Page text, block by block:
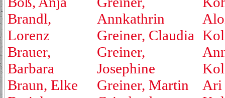
Brandl,
Lorenz
Brauer,
Barbara
Braun, Elke
Annkathrin
Greiner, Claudia
Greiner,
Josephine
Greiner, Martin
Ari